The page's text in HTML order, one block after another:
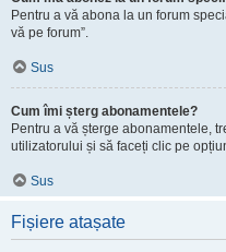
Pentru a vă abona la un forum
vă pe forum”.
Sus
Cum îmi șterg abonamentele?
Pentru a vă șterge abonamentele,
utilizatorului și să faceți clic pe
Sus
Fișiere atașate